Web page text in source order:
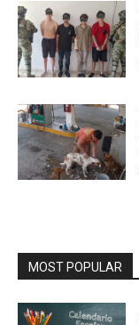
MOST POPULAR